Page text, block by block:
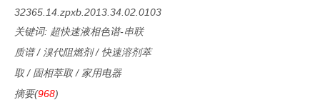
32365.14.zpxb.2013.34.02.0103
关键词: 超快速液相色谱-串联
质谱/ 溴代阻燃剂/ 快速溶剂萃
取/ 固相萃取/ 家用电器
摘要(968)